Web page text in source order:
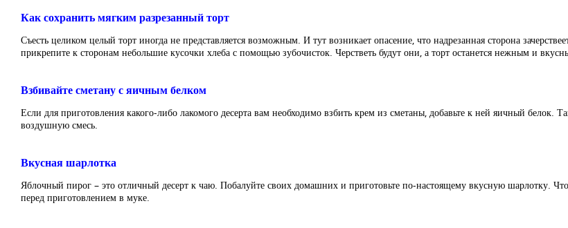
Как сохранить мягким разрезанный торт
Съесть целиком целый торт иногда не представляется возможным. И тут возникает опасение, что надрезанная сторона
прикрепите к сторонам небольшие кусочки хлеба с помощью зубочисток. Черстветь будут они, а торт останется нежным и
Взбивайте сметану с яичным белком
Если для приготовления какого-либо лакомого десерта вам необходимо взбить крем из сметаны, добавьте к ней яичный
воздушную смесь.
Вкусная шарлотка
Яблочный пирог – это отличный десерт к чаю. Побалуйте своих домашних и приготовьте по-настоящему вкусную шарлотку.
перед приготовлением в муке.